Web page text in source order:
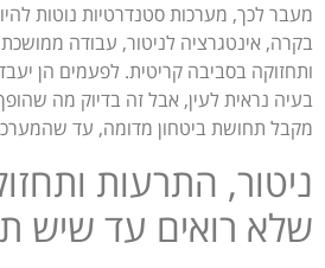
מעבר לכך, מערכות סטנדרטיות נוטות
בקרה, אינטגרציה לניטור, עבודה
ותחזוקה בסביבה קריטית. לפעמים הן
בעיה נראית לעין, אבל זה בדיוק מה
מקבל תחושת ביטחון מדומה, עד
ניטור, התרעות
שלא רואים עד שיש